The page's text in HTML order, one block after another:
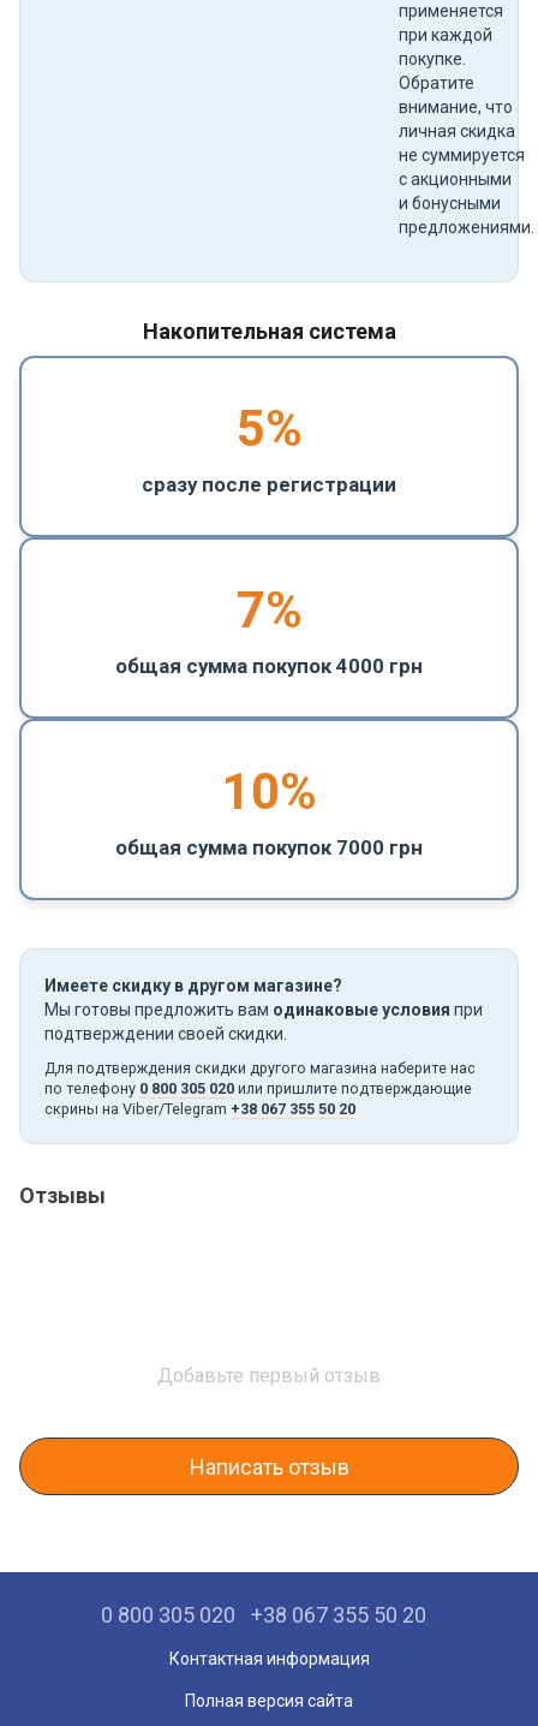
применяется
при каждой
покупке.
Обратите
внимание, что
личная скидка
не суммируется
с акционными
и бонусными
предложениями.
Накопительная система
5%
сразу после регистрации
7%
общая сумма покупок 4000 грн
10%
общая сумма покупок 7000 грн
Имеете скидку в другом магазине?
Мы готовы предложить вам одинаковые условия при
подтверждении своей скидки.
Для подтверждения скидки другого магазина наберите нас
по телефону 0 800 305 020 или пришлите подтверждающие
скрины на Viber/Telegram +38 067 355 50 20
Отзывы
Добавьте первый отзыв
Написать отзыв
0 800 305 020 +38 067 355 50 20
Контактная информация
Полная версия сайта